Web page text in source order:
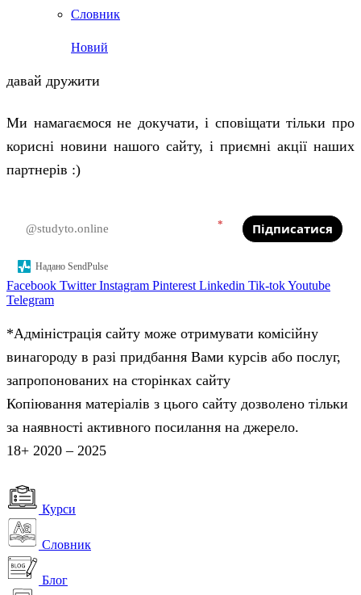
Словник
Новий
давай дружити
Ми намагаємося не докучати, і сповіщати тільки про
корисні новини нашого сайту, і приємні акції наших
партнерів :)
* Підписатися
Надано SendPulse
Facebook Twitter Instagram Pinterest Linkedin Tik-tokYoutube
Telegram
*Адміністрація сайту може отримувати комісійну
винагороду в разі придбання Вами курсів або послуг,
запропонованих на сторінках сайту
Копіювання матеріалів з цього сайту дозволено тільки
за наявності активного посилання на джерело.
18+ 2020 – 2025
Курси
Словник
Блог